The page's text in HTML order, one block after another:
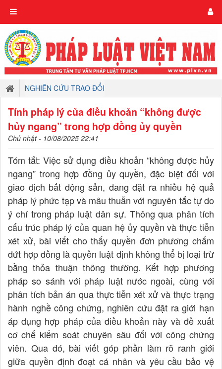
NGHIÊN CỨU TRAO ĐỔI
Tính pháp lý của điều khoản “không được
hủy ngang” trong hợp đồng ủy quyền
Chủ nhật - 10/08/2025 22:41
Tóm tắt: Việc sử dụng điều khoản “không được hủy
ngang” trong hợp đồng ủy quyền, đặc biệt đối với
giao dịch bất động sản, đang đặt ra nhiều hệ quả
pháp lý phức tạp và mâu thuẫn với nguyên tắc tự do
ý chí trong pháp luật dân sự. Thông qua phân tích
cấu trúc pháp lý của quan hệ ủy quyền và thực tiễn
xét xử, bài viết cho thấy quyền đơn phương chấm
dứt hợp đồng là quyền luật định không thể bị loại trừ
bằng thỏa thuận thông thường. Kết hợp phương
pháp so sánh với pháp luật nước ngoài, cùng với
phân tích bản án qua thực tiễn xét xử và thực trạng
hành nghề công chứng, nghiên cứu đặt ra giới hạn
áp dụng hợp pháp của điều khoản này và đề xuất
cơ chế kiểm soát chuyên sâu đối với công chứng
viên. Qua đó, bài viết góp phần làm rõ ranh giới
giữa quyền định đoạt cá nhân và yêu cầu bảo vệ